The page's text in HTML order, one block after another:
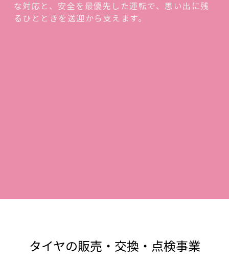
な対応と、安全を最優先した運転で、思い出に残
るひとときを送迎から支えます。
タイヤの販売・交換・点検事業